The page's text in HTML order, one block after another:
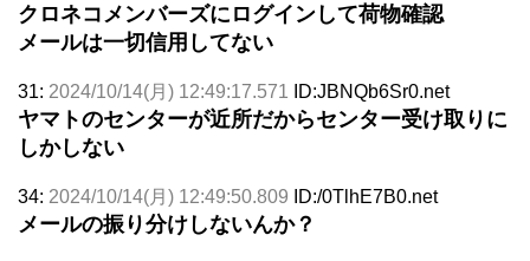
クロネコメンバーズにログインして荷物確認
メールは一切信用してない
31: 2024/10/14(月) 12:49:17.571 ID:JBNQb6Sr0.net
ヤマトのセンターが近所だからセンター受け取りに
しかしない
34: 2024/10/14(月) 12:49:50.809 ID:/0TlhE7B0.net
メールの振り分けしないんか？